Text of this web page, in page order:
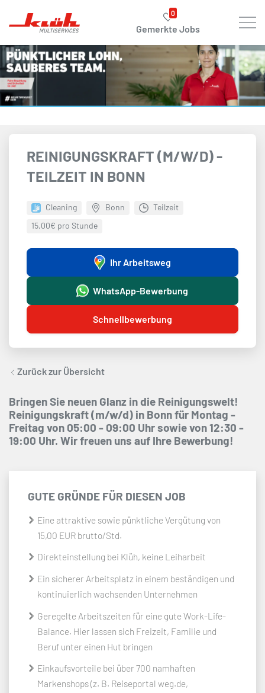
0
Gemerkte Jobs
REINIGUNGSKRAFT (M/W/D) -
TEILZEIT IN BONN
Cleaning Bonn
Teilzeit
15,00€ pro Stunde
Ihr Arbeitsweg
WhatsApp-Bewerbung
Schnellbewerbung
Zurück zur Übersicht
Bringen Sie neuen Glanz in die Reinigungswelt!
Reinigungskraft (m/w/d) in Bonn für Montag -
Freitag von 05:00 - 09:00 Uhr sowie von 12:30 -
19:00 Uhr. Wir freuen uns auf Ihre Bewerbung!
GUTE GRÜNDE FÜR DIESEN JOB
Eine attraktive sowie pünktliche Vergütung von
15,00 EUR brutto/Std.
Direkteinstellung bei Klüh, keine Leiharbeit
Ein sicherer Arbeitsplatz in einem beständigen und
kontinuierlich wachsenden Unternehmen
Geregelte Arbeitszeiten für eine gute Work-Life-
Balance. Hier lassen sich Freizeit, Familie und
Beruf unter einen Hut bringen
Einkaufsvorteile bei über 700 namhaften
Markenshops (z. B. Reiseportal weg.de,